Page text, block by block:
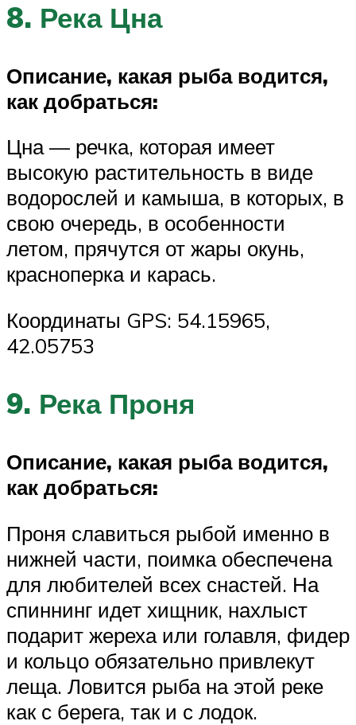
8. Река Цна
Описание, какая рыба водится,
как добраться:
Цна — речка, которая имеет
высокую растительность в виде
водорослей и камыша, в которых, в
свою очередь, в особенности
летом, прячутся от жары окунь,
красноперка и карась.
Координаты GPS: 54.15965,
42.05753
9. Река Проня
Описание, какая рыба водится,
как добраться:
Проня славиться рыбой именно в
нижней части, поимка обеспечена
для любителей всех снастей. На
спиннинг идет хищник, нахлыст
подарит жереха или голавля, фидер
и кольцо обязательно привлекут
леща. Ловится рыба на этой реке
как с берега, так и с лодок.